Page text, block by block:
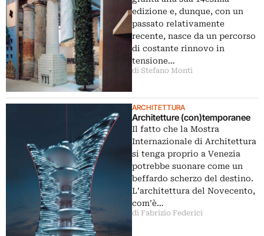
edizione e, dunque, con un
passato relativamente
recente, nasce da un percorso
di costante rinnovo in
tensione…
di Stefano Monti
ARCHITETTURA
Architetture (con)temporanee
Il fatto che la Mostra
Internazionale di Architettura
si tenga proprio a Venezia
potrebbe suonare come un
beffardo scherzo del destino.
L’architettura del Novecento,
com’è…
di Fabrizio Federici